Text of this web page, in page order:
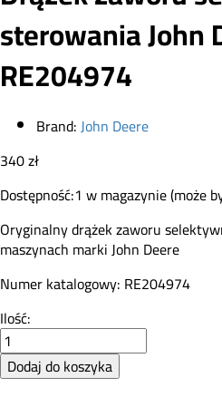
sterowania John
RE204974
Brand:John Deere
340zł
Dostępność:1 w magazynie (może
Oryginalny drążek zaworu
maszynach marki John Deere
Numer katalogowy: RE204974
Drążek
zaworu
selektywnego
sterowania
Ilość:
Dodaj do koszyka